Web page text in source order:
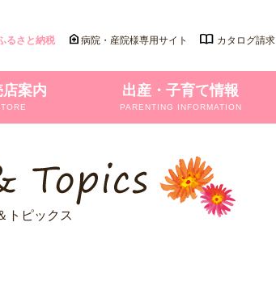
るさと納税 病院・産院様専用サイト カタログ請求
店案内 出産・子育て情報
PARENTING INFORMATION
トピックス